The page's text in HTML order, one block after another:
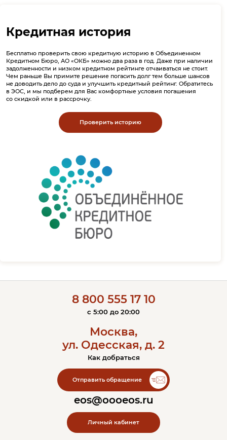
Кредитная история
Бесплатно проверить свою кредитную историю в Объединенном
Кредитном Бюро, АО «ОКБ» можно два раза в год. Даже при наличии
задолженности и низком кредитном рейтинге отчаиваться не стоит.
Чем раньше Вы примите решение погасить долг тем больше шансов
не доводить дело до суда и улучшить кредитный рейтинг. Обратитесь
в ЭОС, и мы подберем для Вас комфортные условия погашения
со скидкой или в рассрочку.
Проверить историю
8 800 555 17 10
c 5:00 до 20:00
Москва,
ул. Одесская, д. 2
Как добраться
Отправить обращение
eos@oooeos.ru
Личный кабинет